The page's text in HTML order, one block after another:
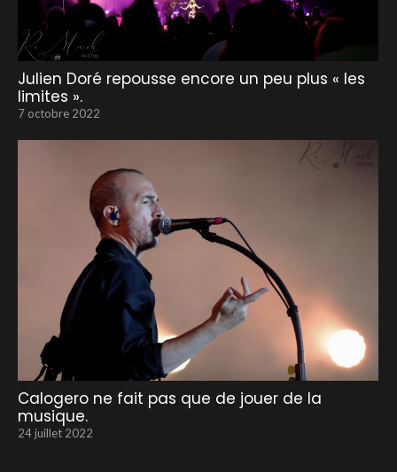
Julien Doré repousse encore un peu plus « les
limites ».
7 octobre 2022
Calogero ne fait pas que de jouer de la
musique.
24 juillet 2022